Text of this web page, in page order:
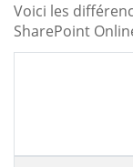
Voici les
SharePoint